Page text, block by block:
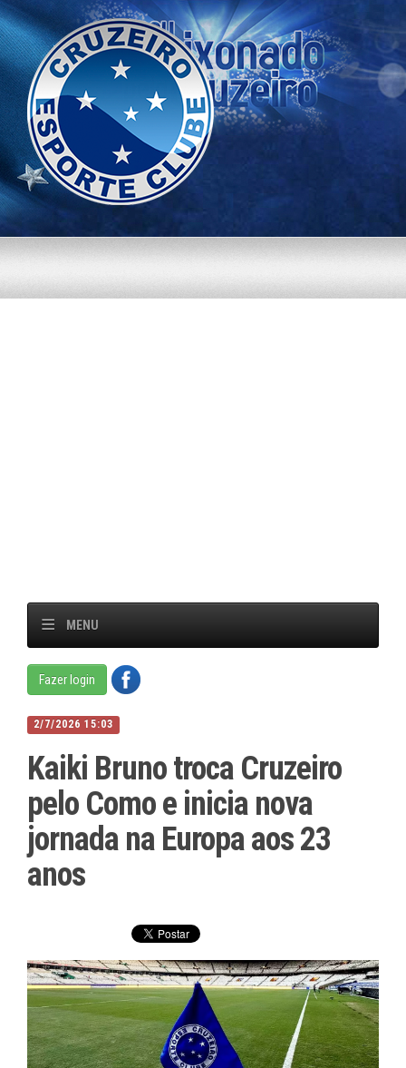
MENU
Fazer login
2/7/2026 15:03
Kaiki Bruno troca Cruzeiro
pelo Como e inicia nova
jornada na Europa aos 23
anos